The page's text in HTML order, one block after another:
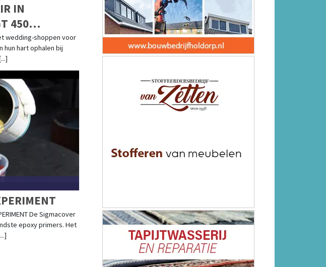
IN
450
MARKTHAL
wedding-shoppen voor
hun hart ophalen bij
De Sigmacover
epoxy primers. Het